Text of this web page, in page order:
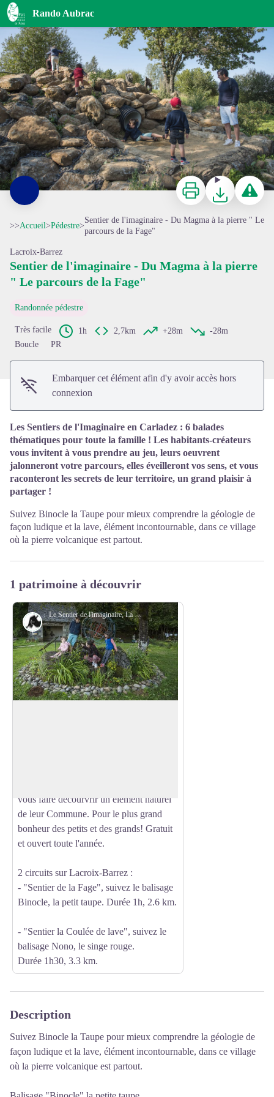
Rando Aubrac
ImprimerTéléchargerSignaler
>>Accueil>Pédestre>
Sentier de l'imaginaire - Du Magma à la pierre " Le
parcours de la Fage"
Lacroix-Barrez
Sentier de l'imaginaire - Du Magma à la pierre
" Le parcours de la Fage"
Randonnée pédestre
Très facile 1h 2,7km +28m
-28m
Boucle
PR
Embarquer cet élément afin d'y avoir accès hors
connexion
Les Sentiers de l'Imaginaire en Carladez : 6 balades
thématiques pour toute la famille ! Les habitants-créateurs
vous invitent à vous prendre au jeu, leurs oeuvrent
jalonneront votre parcours, elles éveilleront vos sens, et vous
raconteront les secrets de leur territoire, un grand plaisir à
partager !
Suivez Binocle la Taupe pour mieux comprendre la géologie de
façon ludique et la lave, élément incontournable, dans ce village
où la pierre volcanique est partout.
1 patrimoine à découvrir
Le Sentier de l'imaginaire, La Fage - A. Méravilles
Installation artistique
vous faire décourvrir un élément naturel
de leur Commune. Pour le plus grand
bonheur des petits et des grands! Gratuit
et ouvert toute l'année.
2 circuits sur Lacroix-Barrez :
- "Sentier de la Fage", suivez le balisage
Binocle, la petit taupe. Durée 1h, 2.6 km.
- "Sentier la Coulée de lave", suivez le
balisage Nono, le singe rouge.
Durée 1h30, 3.3 km.
Description
Suivez Binocle la Taupe pour mieux comprendre la géologie de
façon ludique et la lave, élément incontournable, dans ce village
où la pierre volcanique est partout.